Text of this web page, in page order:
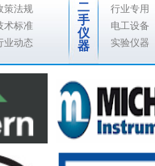
策法规
术标准
业动态
二
手
仪
器
行业专用
电工设备
实验仪器